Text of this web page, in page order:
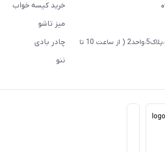
تهران،ضلع شرقی میدان منیریه،پلاک5،واحد2 ( از ساعت 10 تا
خرید کیسه خواب
میز تاشو
چادر بادی
ننو